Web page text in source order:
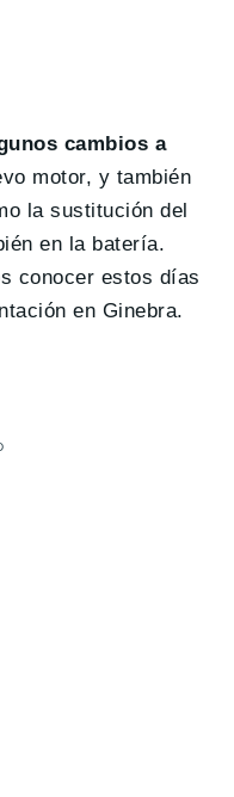
cambios a
motor, y también
la sustitución del
en la batería.
conocer estos días
en Ginebra.